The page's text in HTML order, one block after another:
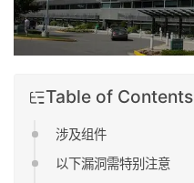
Table of Contents
涉及组件
以下漏洞需特别注意